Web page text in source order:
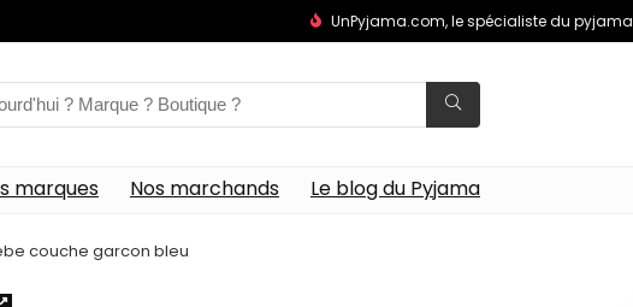
UnPyjama.com, le spécialiste du pyjama
marques Nos marchands Le blog du Pyjama
couche garcon bleu